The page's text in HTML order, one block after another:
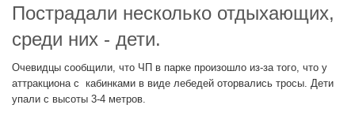
Пострадали несколько отдыхающих,
среди них - дети.
Очевидцы сообщили, что ЧП в парке произошло из-за того, что у
аттракциона с кабинками в виде лебедей оторвались тросы. Дети
упали с высоты 3-4 метров.